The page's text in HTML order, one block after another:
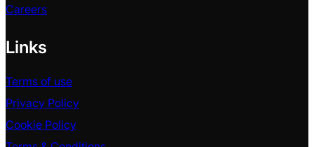
Careers
Links
Terms of use
Privacy Policy
Cookie Policy